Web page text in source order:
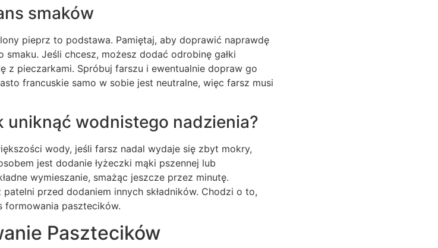
smaków
pieprz to podstawa. Pamiętaj, aby doprawić naprawdę
Jeśli chcesz, możesz dodać odrobinę gałki
z pieczarkami. Spróbuj farszu i ewentualnie dopraw go
francuskie samo w sobie jest neutralne, więc farsz musi
uniknąć wodnistego nadzienia?
wody, jeśli farsz nadal wydaje się zbyt mokry,
jest dodanie łyżeczki mąki pszennej lub
wymieszanie, smażąc jeszcze przez minutę.
przed dodaniem innych składników. Chodzi o to,
formowania pasztecików.
Pasztecików